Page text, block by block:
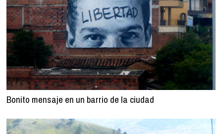
Bonito mensaje en un barrio de la ciudad